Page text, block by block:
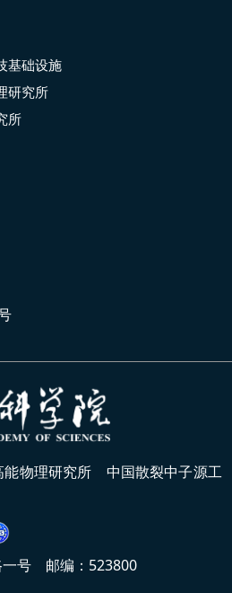
基础设施
研究所
所
能物理研究所 中国散裂中子源工
一号 邮编：523800